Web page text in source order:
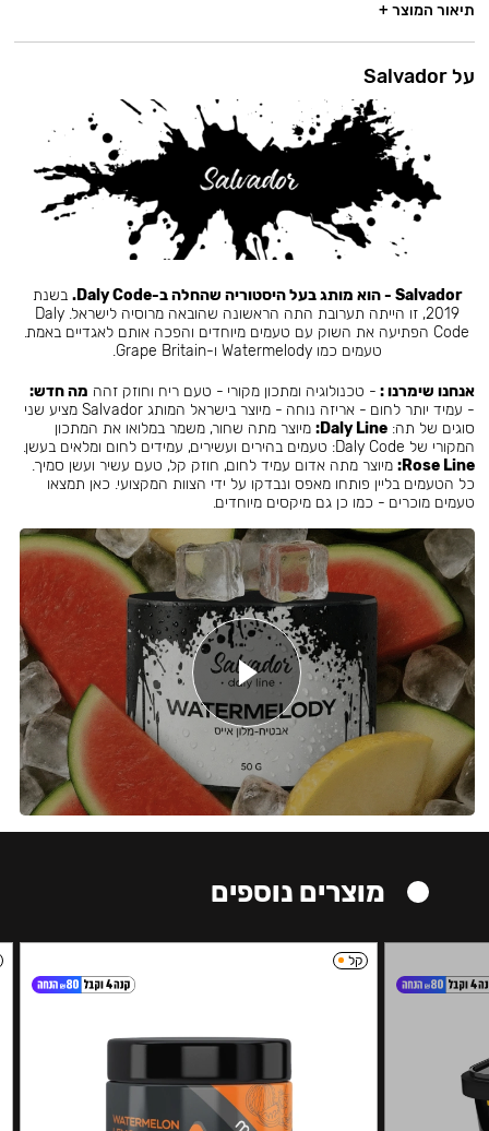
תיאור המוצר +
על Salvador
Salvador - הוא מותג בעל היסטוריה שהחלה ב-Daly Code.
בשנת
2019, זו הייתה תערובת התה הראשונה שהובאה מרוסיה לישראל. Daly
Code הפתיעה את השוק עם טעמים מיוחדים והפכה אותם לאגדיים באמת.
טעמים כמו Watermelody ו-Grape Britain.
אנחנו שימרנו : - טכנולוגיה ומתכון מקורי - טעם ריח וחוזק זהה מה חדש:
- עמיד יותר לחום - אריזה נוחה - מיוצר בישראל המותג Salvador מציע שני
סוגים של תה:Daly Line: מיוצר מתה שחור, משמר במלואו את המתכון
המקורי של Daly Code: טעמים בהירים ועשירים, עמידים לחום ומלאים בעשן.
Rose Line: מיוצר מתה אדום עמיד לחום, חוזק קל, טעם עשיר ועשן סמיך.
כל הטעמים בליין פותחו מאפס ונבדקו על ידי הצוות המקצועי. כאן תמצאו
טעמים מוכרים - כמו כן גם מיקסים מיוחדים.
מוצרים נוספים
קל